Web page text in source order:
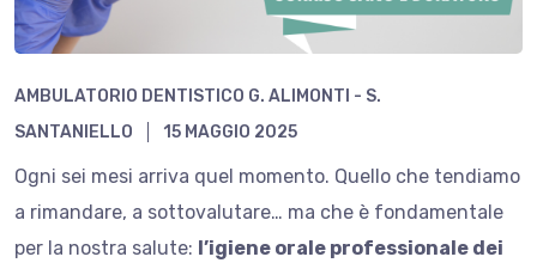
AMBULATORIO DENTISTICO G. ALIMONTI - S.
SANTANIELLO
15 MAGGIO 2025
Ogni sei mesi arriva quel momento. Quello che tendiamo
a rimandare, a sottovalutare… ma che è fondamentale
per la nostra salute: l’igiene orale professionale dei